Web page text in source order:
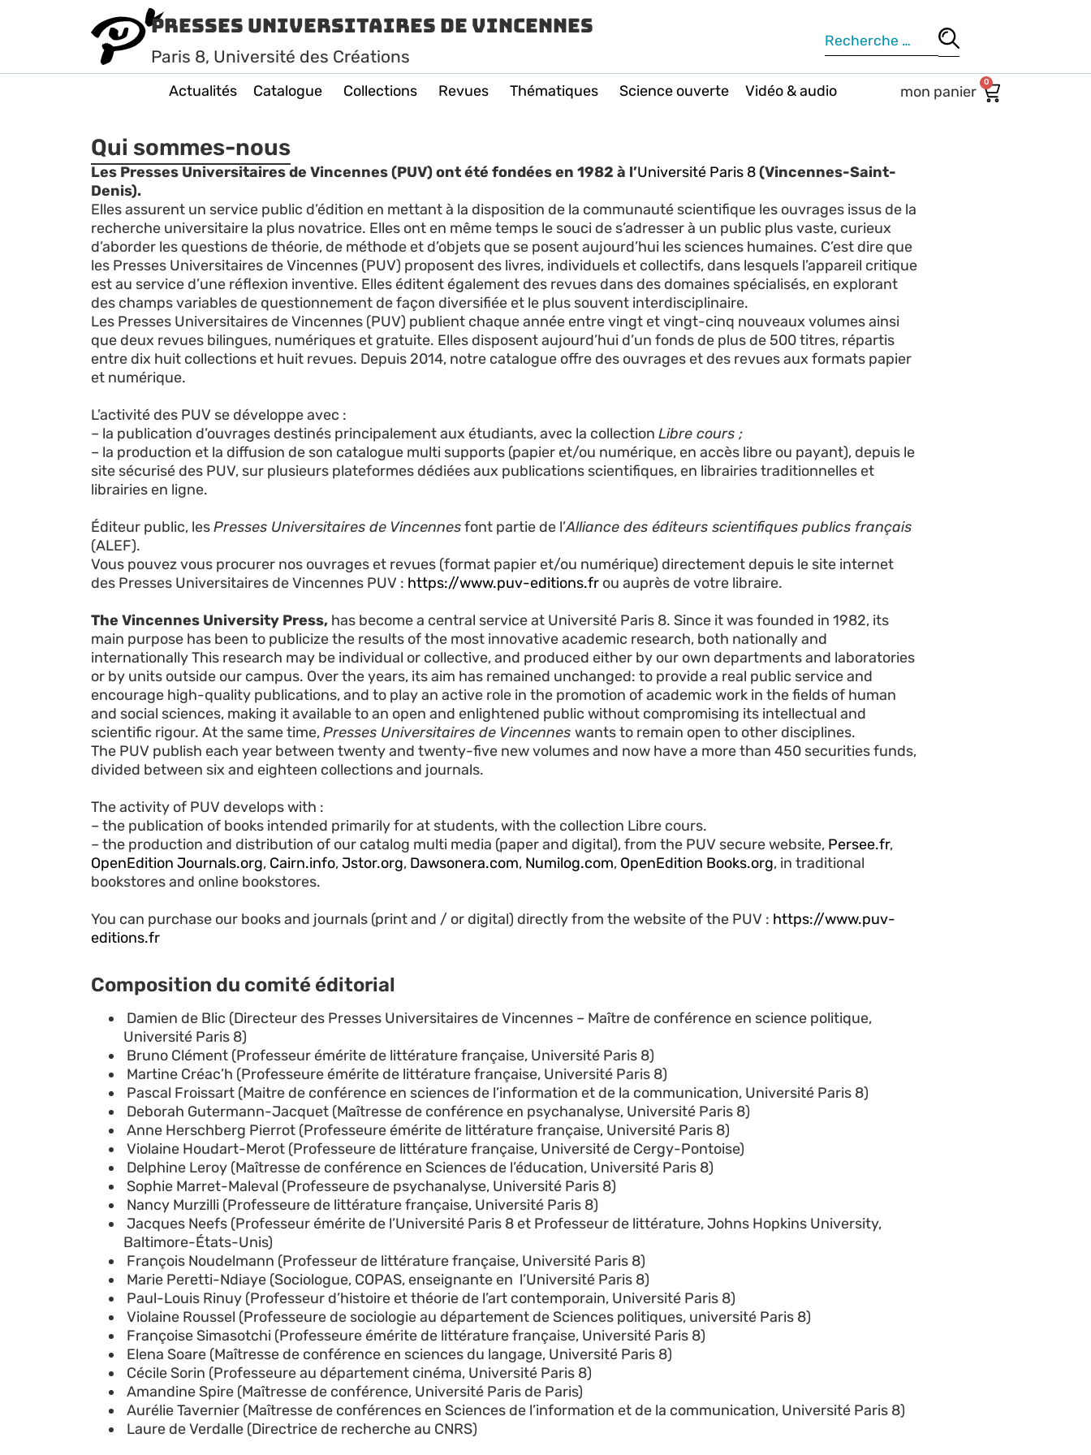
Presses Universitaires de Vincennes
Paris 8, Université des Créations
Actualités Catalogue Collections Revues Thématiques Science ouverte Vidéo & audio 0
Qui sommes-nous
Les Presses Universitaires de Vincennes (PUV) ont été fondées en 1982 à l’Université Paris 8(Vincennes-Saint-
Denis).
Elles assurent un service public d’édition en mettant à la disposition de la communauté scientifique les ouvrages issus de la
recherche universitaire la plus novatrice. Elles ont en même temps le souci de s’adresser à un public plus vaste, curieux
d’aborder les questions de théorie, de méthode et d’objets que se posent aujourd’hui les sciences humaines. C’est dire que
les Presses Universitaires de Vincennes (PUV) proposent des livres, individuels et collectifs, dans lesquels l’appareil critique
est au service d’une réflexion inventive. Elles éditent également des revues dans des domaines spécialisés, en explorant
des champs variables de questionnement de façon diversifiée et le plus souvent interdisciplinaire.
Les Presses Universitaires de Vincennes (PUV) publient chaque année entre vingt et vingt-cinq nouveaux volumes ainsi
que deux revues bilingues, numériques et gratuite. Elles disposent aujourd’hui d’un fonds de plus de 500 titres, répartis
entre dix huit collections et huit revues. Depuis 2014, notre catalogue offre des ouvrages et des revues aux formats papier
et numérique.
L’activité des PUV se développe avec :
– la publication d’ouvrages destinés principalement aux étudiants, avec la collection Libre cours ;
– la production et la diffusion de son catalogue multi supports (papier et/ou numérique, en accès libre ou payant), depuis le
site sécurisé des PUV, sur plusieurs plateformes dédiées aux publications scientifiques, en librairies traditionnelles et
librairies en ligne.
Éditeur public, lesPresses Universitaires de Vincennesfont partie de l’Alliance des éditeurs scientifiques publics français
(ALEF).
Vous pouvez vous procurer nos ouvrages et revues (format papier et/ou numérique) directement depuis le site internet
des Presses Universitaires de Vincennes PUV : https://www.puv-editions.fr ou auprès de votre libraire.
The Vincennes University Press, has become a central service at Université Paris 8. Since it was founded in 1982, its
main purpose has been to publicize the results of the most innovative academic research, both nationally and
internationally This research may be individual or collective, and produced either by our own departments and laboratories
or by units outside our campus. Over the years, its aim has remained unchanged: to provide a real public service and
encourage high-quality publications, and to play an active role in the promotion of academic work in the fields of human
and social sciences, making it available to an open and enlightened public without compromising its intellectual and
scientific rigour. At the same time,Presses Universitaires de Vincennes wants to remain open to other disciplines.
The PUV publish each year between twenty and twenty-five newvolumes and now have a more than 450 securitiesfunds,
divided between six and eighteen collections and journals.
The activity of PUV develops with :
– the publication of books intended primarily forat students,with the collection Libre cours.
– the production and distribution of our catalog multi media (paperand digital),from the PUV secure website, Persee.fr,
OpenEdition Journals.org, Cairn.info,Jstor.org, Dawsonera.com, Numilog.com, OpenEdition Books.org, in traditional
bookstores and online bookstores.
You can purchase our books and journals (print and / or digital) directly from the website of the PUV : https://www.puv-
editions.fr
Composition du comité éditorial
Damien de Blic (Directeur des Presses Universitaires de Vincennes – Maître de conférence en science politique,
Université Paris 8)
Bruno Clément (Professeur émérite de littérature française, Université Paris 8)
Martine Créac’h (Professeure émérite de littérature française, Université Paris 8)
Pascal Froissart (Maitre de conférence en sciences de l’information et de la communication, Université Paris 8)
Deborah Gutermann-Jacquet (Maîtresse de conférence en psychanalyse, Université Paris 8)
Anne Herschberg Pierrot (Professeure émérite de littérature française, Université Paris 8)
Violaine Houdart-Merot (Professeure de littérature française, Université de Cergy-Pontoise)
Delphine Leroy (Maîtresse de conférence en Sciences de l’éducation, Université Paris 8)
Sophie Marret-Maleval (Professeure de psychanalyse, Université Paris 8)
Nancy Murzilli (Professeure de littérature française, Université Paris 8)
Jacques Neefs (Professeur émérite de l’Université Paris 8 et Professeur de littérature, Johns Hopkins University,
Baltimore-États-Unis)
François Noudelmann (Professeur de littérature française, Université Paris 8)
Marie Peretti-Ndiaye (Sociologue, COPAS, enseignante en l’Université Paris 8)
Paul-Louis Rinuy (Professeur d’histoire et théorie de l’art contemporain, Université Paris 8)
Violaine Roussel (Professeure de sociologie au département de Sciences politiques, université Paris 8)
Françoise Simasotchi (Professeure émérite de littérature française, Université Paris 8)
Elena Soare (Maîtresse de conférence en sciences du langage, Université Paris 8)
Cécile Sorin (Professeure au département cinéma, Université Paris 8)
Amandine Spire (Maîtresse de conférence, Université Paris de Paris)
Aurélie Tavernier (Maîtresse de conférences en Sciences de l’information et de la communication, Université Paris 8)
Laure de Verdalle (Directrice de recherche au CNRS)